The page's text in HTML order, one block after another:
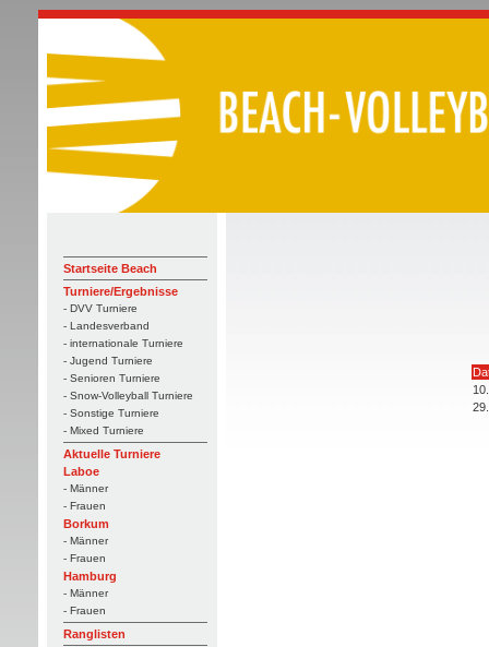
Startseite Beach
Turniere/Ergebnisse
- DVV Turniere
- Landesverband
- internationale Turniere
- Jugend Turniere
- Senioren Turniere
- Snow-Volleyball Turniere
- Sonstige Turniere
- Mixed Turniere
Aktuelle Turniere
Laboe
- Männer
- Frauen
Borkum
- Männer
- Frauen
Hamburg
- Männer
- Frauen
Ranglisten